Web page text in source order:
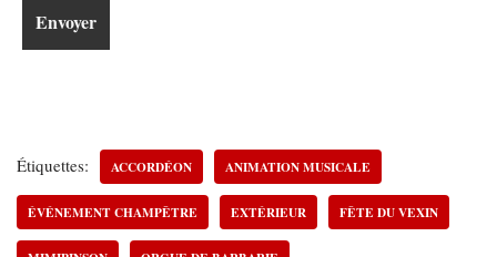
Étiquettes: ACCORDÉON ANIMATION MUSICALE
ÉVÉNEMENT CHAMPÊTRE EXTÉRIEUR FÊTE DU VEXIN